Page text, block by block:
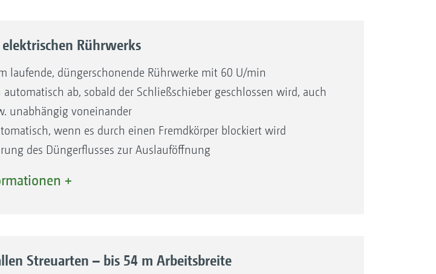
durch Verfahren der Einleitschaufel
und Grabenstreuen
Überlappung selbst bei einer Arbeitsbreite von 36 m
TS 10, TS 20 und TS 30 für Arbeitsbreiten von 15
Rührwerks
laufende, düngerschonende Rührwerke mit 60 U/min
automatisch ab, sobald der Schließschieber geschlossen wird, auch
unabhängig voneinander
wenn es durch einen Fremdkörper blockiert wird
des Düngerflusses zur Auslauföffnung
+
Streuarten – bis 54 m Arbeitsbreite